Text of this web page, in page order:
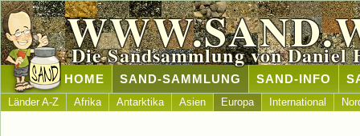
Die Sandsammlung von Daniel
HOME SAND-SAMMLUNG SAND-INFO
Länder A-Z Afrika Antarktika Asien Europa International